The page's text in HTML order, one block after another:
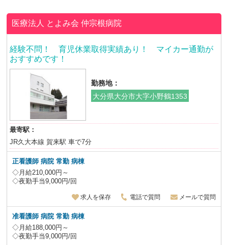
医療法人 とよみ会仲宗根病院
経験不問！ 育児休業取得実績あり！ マイカー通勤が
おすすめです！
勤務地：
大分県大分市大字小野鶴1353
最寄駅：
JR久大本線 賀来駅 車で7分
正看護師 病院 常勤 病棟
◇月給210,000円～
◇夜勤手当9,000円/回
求人を保存 電話で質問 メールで質問
准看護師 病院 常勤 病棟
◇月給188,000円～
◇夜勤手当9,000円/回